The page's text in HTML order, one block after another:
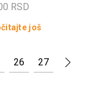
RSD
još
26 27